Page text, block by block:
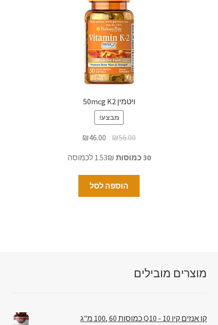
ויטמין 50mcg K2
מבצע!
₪56.00
₪46.00
30 כמוסות
הוספה לסל
מוצרים מובילים
קו אנזים קיו 10 - Q10 כמוסות 60 ,100 מ"ג